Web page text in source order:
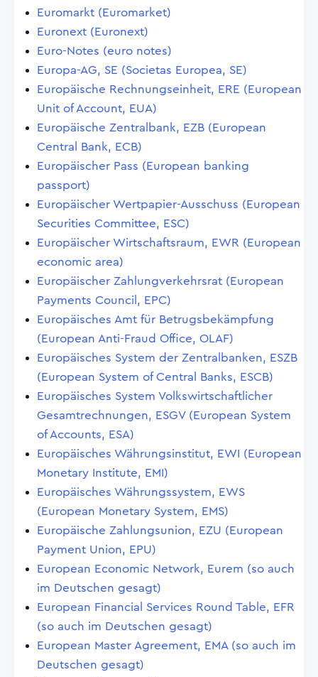
Euromarkt (Euromarket)
Euronext (Euronext)
Euro-Notes (euro notes)
Europa-AG, SE (Societas Europea, SE)
Europäische Rechnungseinheit, ERE (European
Unit of Account, EUA)
Europäische Zentralbank, EZB (European
Central Bank, ECB)
Europäischer Pass (European banking
passport)
Europäischer Wertpapier-Ausschuss (European
Securities Committee, ESC)
Europäischer Wirtschaftsraum, EWR (European
economic area)
Europäischer Zahlungverkehrsrat (European
Payments Council, EPC)
Europäisches Amt für Betrugsbekämpfung
(European Anti-Fraud Office, OLAF)
Europäisches System der Zentralbanken, ESZB
(European System of Central Banks, ESCB)
Europäisches System Volkswirtschaftlicher
Gesamtrechnungen, ESGV (European System
of Accounts, ESA)
Europäisches Währungsinstitut, EWI (European
Monetary Institute, EMI)
Europäisches Währungssystem, EWS
(European Monetary System, EMS)
Europäische Zahlungsunion, EZU (European
Payment Union, EPU)
European Economic Network, Eurem (so auch
im Deutschen gesagt)
European Financial Services Round Table, EFR
(so auch im Deutschen gesagt)
European Master Agreement, EMA (so auch im
Deutschen gesagt)